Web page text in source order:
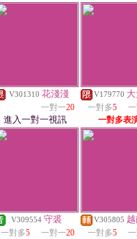
V301310 花淺淺
一對一20
進入一對一視訊
V179770
一對多5
一對多表
V309554 守裘
一對多5 一對一20
V305805
一對多5